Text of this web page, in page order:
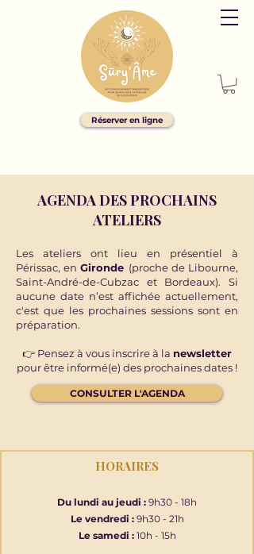
Réserver en ligne
AGENDA DES PROCHAINS
ATELIERS
Les ateliers ont lieu en présentiel à
Périssac, enGironde (proche de Libourne,
Saint-André-de-Cubzac et Bordeaux). Si
aucune date n’est affichée actuellement,
c'est que les prochaines sessions sont en
préparation.
👉 Pensez à vous inscrire à la newsletter
pour être informé(e) des prochaines dates !
CONSULTER L'AGENDA
HORAIRES
Du lundi au jeudi : 9h30 - 18h
Le vendredi : 9h30 - 21h
Le samedi :10h - 15h